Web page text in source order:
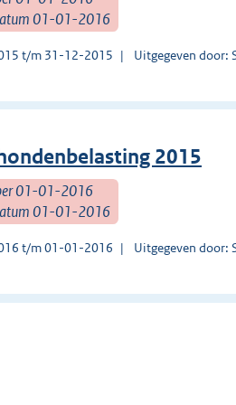
01-01-2016
t/m 31-12-2015 Uitgegeven door:
2015
01-01-2016
01-01-2016
t/m 01-01-2016 Uitgegeven door: